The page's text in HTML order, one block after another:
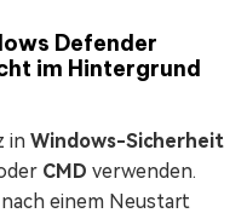
Defender
im Hintergrund
in Windows-Sicherheit
CMD verwenden.
nach einem Neustart